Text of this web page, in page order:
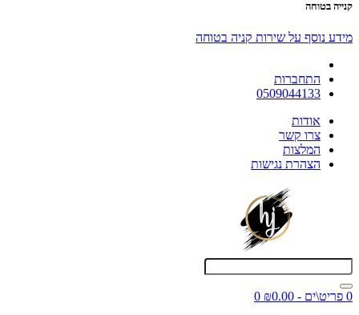
קנייה בטוחה
מידע נוסף על שירות קניה בטוחה
התחברות
0509044133
אודות
צרו קשר
המלצות
הצהרת נגישות
0 פריט\ים - ₪0.00
0